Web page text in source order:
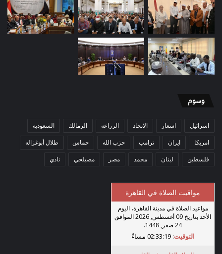
وسوم
اسرائيل اسعار الاتحاد الزراعة الزمالك السعودية
امريكا ايران ترامب حزب الله حماس طلال أبوغزاله
فلسطين لبنان محمد مصر مصيلحي نادي